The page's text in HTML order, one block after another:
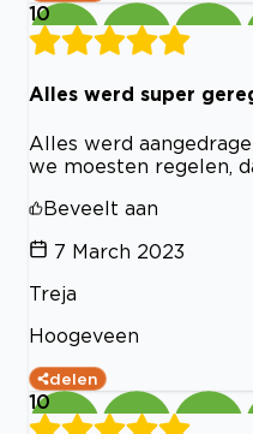
10
Alles werd super
Alles werd
we moesten regelen,
Beveelt aan
7 March 2023
Treja
Hoogeveen
delen
10